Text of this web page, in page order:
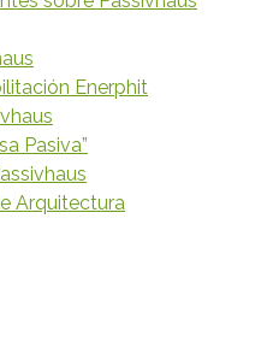
Enerphit
Pasiva”
Arquitectura